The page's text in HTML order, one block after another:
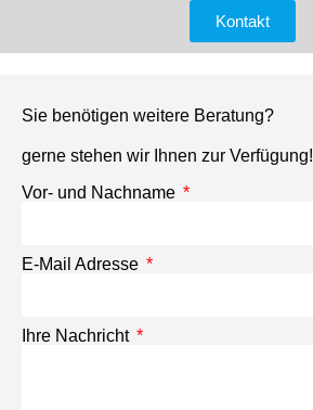
Kontakt
Sie benötigen weitere Beratung?
gerne stehen wir Ihnen zur Verfügung!
Vor- und Nachname
E-Mail Adresse
Ihre Nachricht